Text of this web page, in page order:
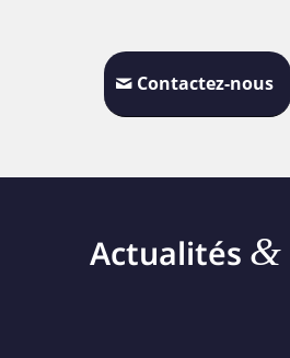
Contactez-nous
Actualités &